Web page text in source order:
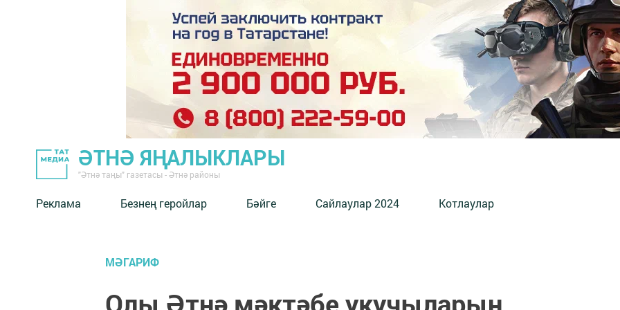
ӘТНӘ ЯҢАЛЫКЛАРЫ
"Әтнә таңы" газетасы - Әтнә районы
Реклама Безнең геройлар Бәйге Сайлаулар 2024 Котлаулар
МӘГАРИФ
Олы Әтнә мәктәбе укучыларын